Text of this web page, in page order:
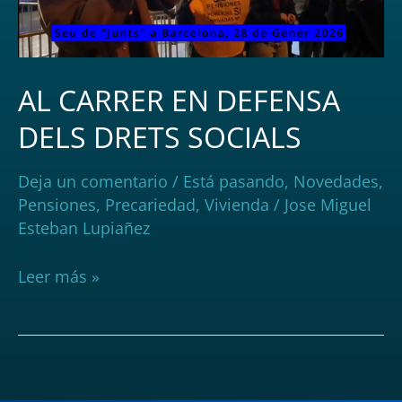
AL CARRER EN DEFENSA
DELS DRETS SOCIALS
Deja un comentario / Está pasando, Novedades,
Pensiones, Precariedad, Vivienda / Jose Miguel
Esteban Lupiañez
SOCIALS
Leer más »